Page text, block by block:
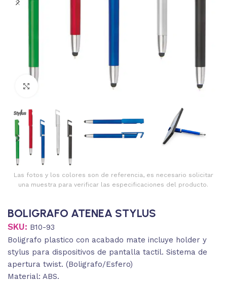
Las fotos y los colores son de referencia, es necesario solicitar
una muestra para verificar las especificaciones del producto.
BOLIGRAFO ATENEA STYLUS
SKU: B10-93
Boligrafo plastico con acabado mate incluye holder y
stylus para dispositivos de pantalla tactil. Sistema de
apertura twist. (Boligrafo/Esfero)
Material: ABS.